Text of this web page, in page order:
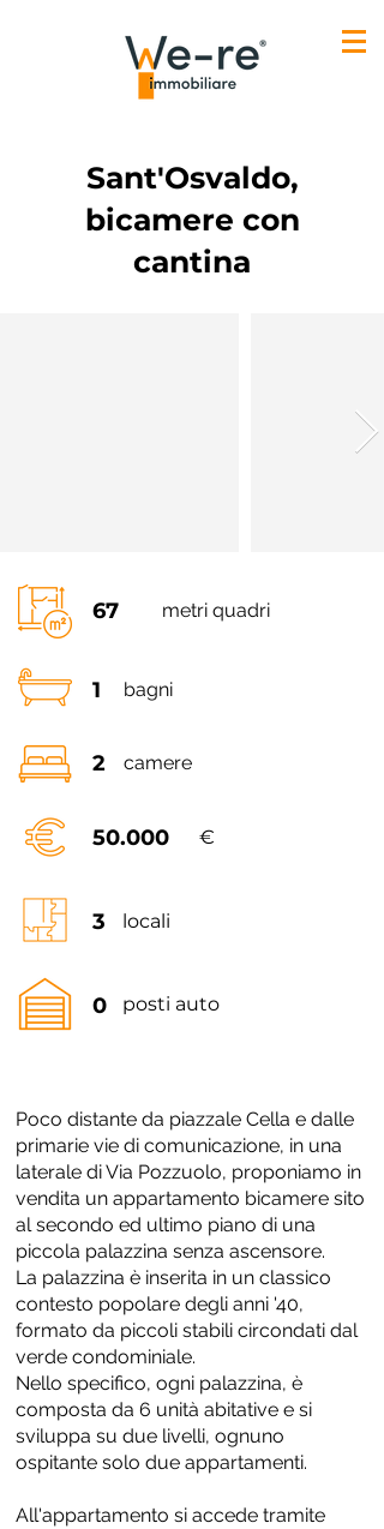
Sant'Osvaldo,
bicamere con
cantina
67 metri quadri
1 bagni
2 camere
50.000 €
3 locali
0 posti auto
Poco distante da piazzale Cella e dalle
primarie vie di comunicazione, in una
laterale di Via Pozzuolo, proponiamo in
vendita un appartamento bicamere sito
al secondo ed ultimo piano di una
piccola palazzina senza ascensore.
La palazzina è inserita in un classico
contesto popolare degli anni '40,
formato da piccoli stabili circondati dal
verde condominiale.
Nello specifico, ogni palazzina, è
composta da 6 unità abitative e si
sviluppa su due livelli, ognuno
ospitante solo due appartamenti.
All'appartamento si accede tramite